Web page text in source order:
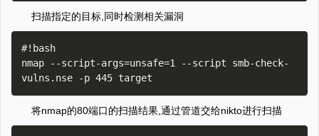
扫描指定的目标,同时检测相关漏洞
#!bash
nmap --script-args=unsafe=1 --script smb-check-
将nmap的80端口的扫描结果,通过管道交给nikto进行扫描